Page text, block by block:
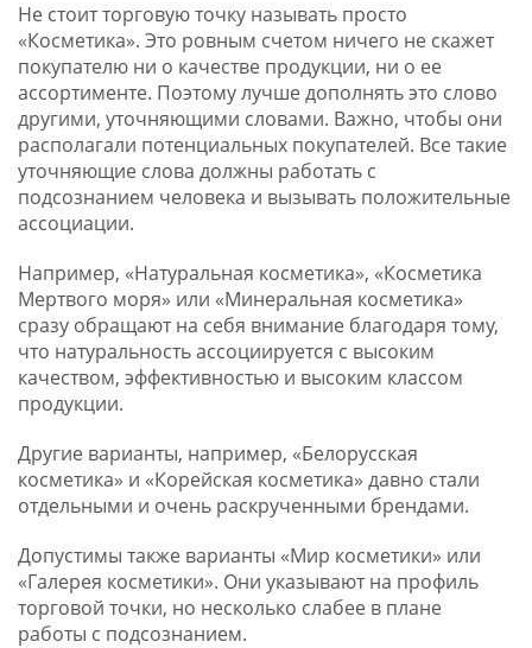
Не стоит торговую точку называть просто
«Косметика». Это ровным счетом ничего не скажет
покупателю ни о качестве продукции, ни о ее
ассортименте. Поэтому лучше дополнять это слово
другими, уточняющими словами. Важно, чтобы они
располагали потенциальных покупателей. Все такие
уточняющие слова должны работать с
подсознанием человека и вызывать положительные
ассоциации.
Например, «Натуральная косметика», «Косметика
Мертвого моря» или «Минеральная косметика»
сразу обращают на себя внимание благодаря тому,
что натуральность ассоциируется с высоким
качеством, эффективностью и высоким классом
продукции.
Другие варианты, например, «Белорусская
косметика» и «Корейская косметика» давно стали
отдельными и очень раскрученными брендами.
Допустимы также варианты «Мир косметики» или
«Галерея косметики». Они указывают на профиль
торговой точки, но несколько слабее в плане
работы с подсознанием.